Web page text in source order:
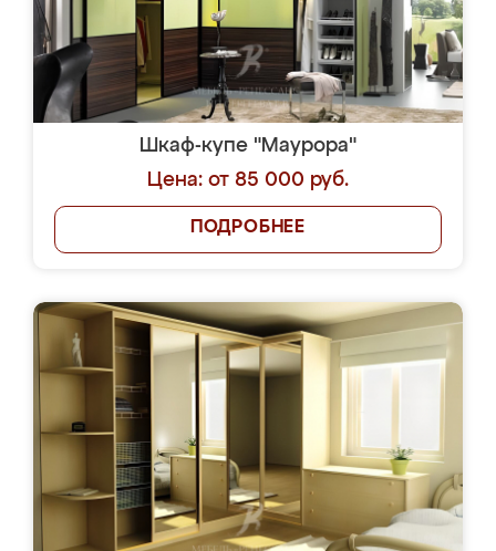
Шкаф-купе "Маурора"
Цена: от 85 000 руб.
ПОДРОБНЕЕ